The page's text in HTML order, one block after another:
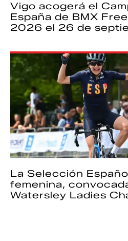
Vigo acogerá el
España de BMX
2026 el 26 de
La Selección
femenina,
Watersley Ladies